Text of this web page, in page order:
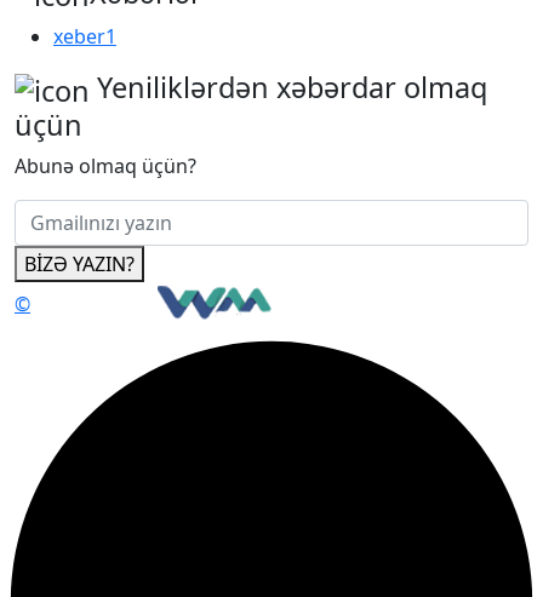
xeber1
Yeniliklərdən xəbərdar olmaq
üçün
Abunə olmaq üçün?
BİZƏ YAZIN?
©